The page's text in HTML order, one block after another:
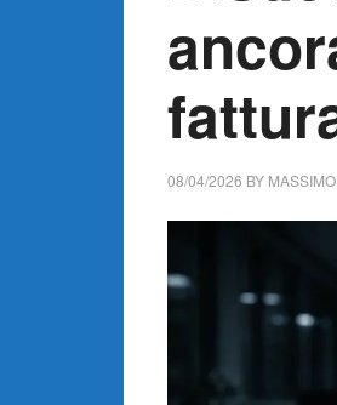
08/04/2026 BY